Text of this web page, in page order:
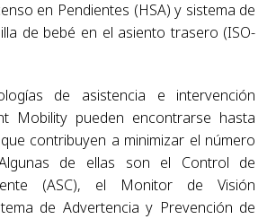
en Pendientes (HSA) y sistema de
de bebé en el asiento trasero (ISO-
de asistencia e intervención
Mobility pueden encontrarse hasta
contribuyen a minimizar el número
de ellas son el Control de
(ASC), el Monitor de Visión
de Advertencia y Prevención de